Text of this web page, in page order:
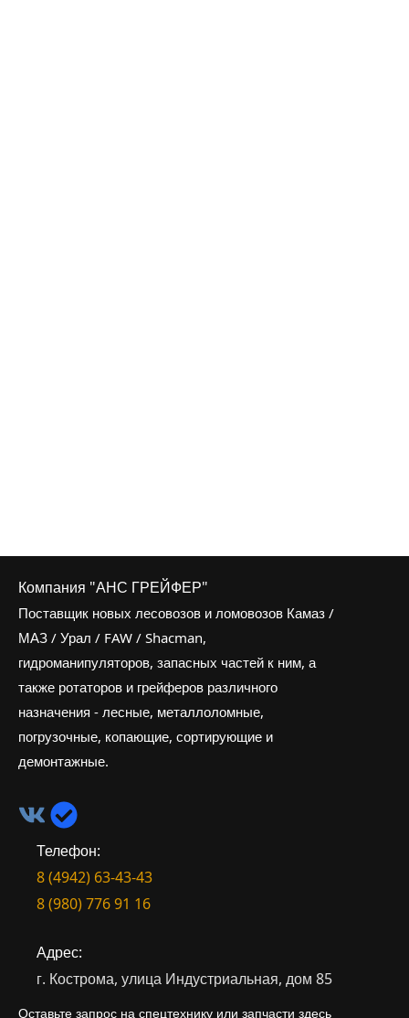
Компания "АНС ГРЕЙФЕР"
Поставщик новых лесовозов и ломовозов Камаз /
МАЗ / Урал / FAW / Shacman,
гидроманипуляторов, запасных частей к ним, а
также ротаторов и грейферов различного
назначения - лесные, металлоломные,
погрузочные, копающие, сортирующие и
демонтажные.
Телефон:
8 (4942) 63-43-43
8 (980) 776 91 16
Адрес:
г. Кострома, улица Индустриальная, дом 85
Оставьте запрос на спецтехнику или запчасти здесь